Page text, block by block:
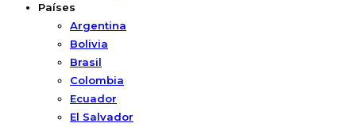
Países
Argentina
Bolivia
Brasil
Colombia
Ecuador
El Salvador